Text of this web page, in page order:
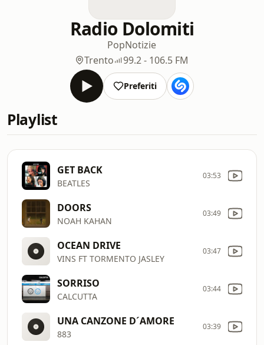
Radio Dolomiti
PopNotizie
Trento
99.2 - 106.5 FM
Preferiti
Playlist
GET BACK
BEATLES
03:53
DOORS
NOAH KAHAN
03:49
OCEAN DRIVE
VINS FT TORMENTO JASLEY
03:47
SORRISO
CALCUTTA
03:44
UNA CANZONE D´AMORE
883
03:39